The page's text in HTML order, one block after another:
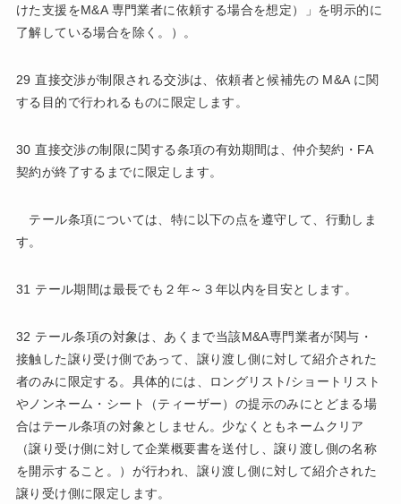
けた支援をM&A 専門業者に依頼する場合を想定）」を明示的に
了解している場合を除く。）。
29 直接交渉が制限される交渉は、依頼者と候補先の M&A に関
する目的で行われるものに限定します。
30 直接交渉の制限に関する条項の有効期間は、仲介契約・FA
契約が終了するまでに限定します。
テール条項については、特に以下の点を遵守して、行動しま
す。
31 テール期間は最長でも２年～３年以内を目安とします。
32 テール条項の対象は、あくまで当該M&A専門業者が関与・
接触した譲り受け側であって、譲り渡し側に対して紹介された
者のみに限定する。具体的には、ロングリスト/ショートリスト
やノンネーム・シート（ティーザー）の提示のみにとどまる場
合はテール条項の対象としません。少なくともネームクリア
（譲り受け側に対して企業概要書を送付し、譲り渡し側の名称
を開示すること。）が行われ、譲り渡し側に対して紹介された
譲り受け側に限定します。